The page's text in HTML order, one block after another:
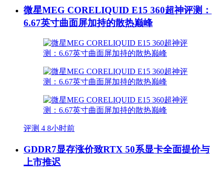
微星MEG CORELIQUID E15 360超神评测：
6.67英寸曲面屏加持的散热巅峰
评测 4 8小时前
GDDR7显存涨价致RTX 50系显卡全面提价与
上市推迟